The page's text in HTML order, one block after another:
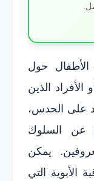
الأطفال حول
الذين
على الحدس،
عن السلوك
يمكن
الأبوية التي